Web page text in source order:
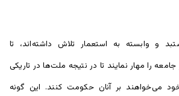
و وابسته به استعمار تلاش داشته‌اند، تا
را مهار نمایند تا در نتیجه ملت‌ها در تاریکی
می‌خواهند بر آنان حکومت کنند. این گونه